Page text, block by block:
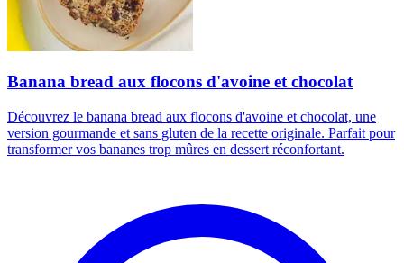
Banana bread aux flocons d'avoine et chocolat
Découvrez le banana bread aux flocons d'avoine et chocolat, une
version gourmande et sans gluten de la recette originale. Parfait pour
transformer vos bananes trop mûres en dessert réconfortant.